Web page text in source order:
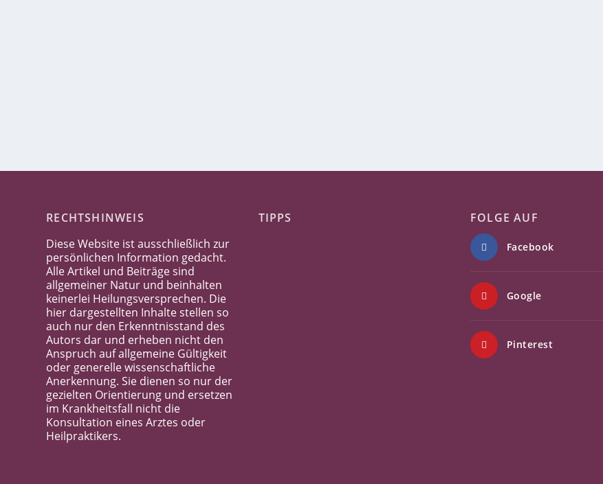
RECHTSHINWEIS
Diese Website ist ausschließlich zur
persönlichen Information gedacht.
Alle Artikel und Beiträge sind
allgemeiner Natur und beinhalten
keinerlei Heilungsversprechen. Die
hier dargestellten Inhalte stellen so
auch nur den Erkenntnisstand des
Autors dar und erheben nicht den
Anspruch auf allgemeine Gültigkeit
oder generelle wissenschaftliche
Anerkennung. Sie dienen so nur der
gezielten Orientierung und ersetzen
im Krankheitsfall nicht die
Konsultation eines Arztes oder
Heilpraktikers.
TIPPS FOLGE AUF
Facebook
Google
Pinterest